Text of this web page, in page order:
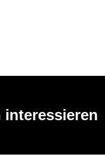
interessieren